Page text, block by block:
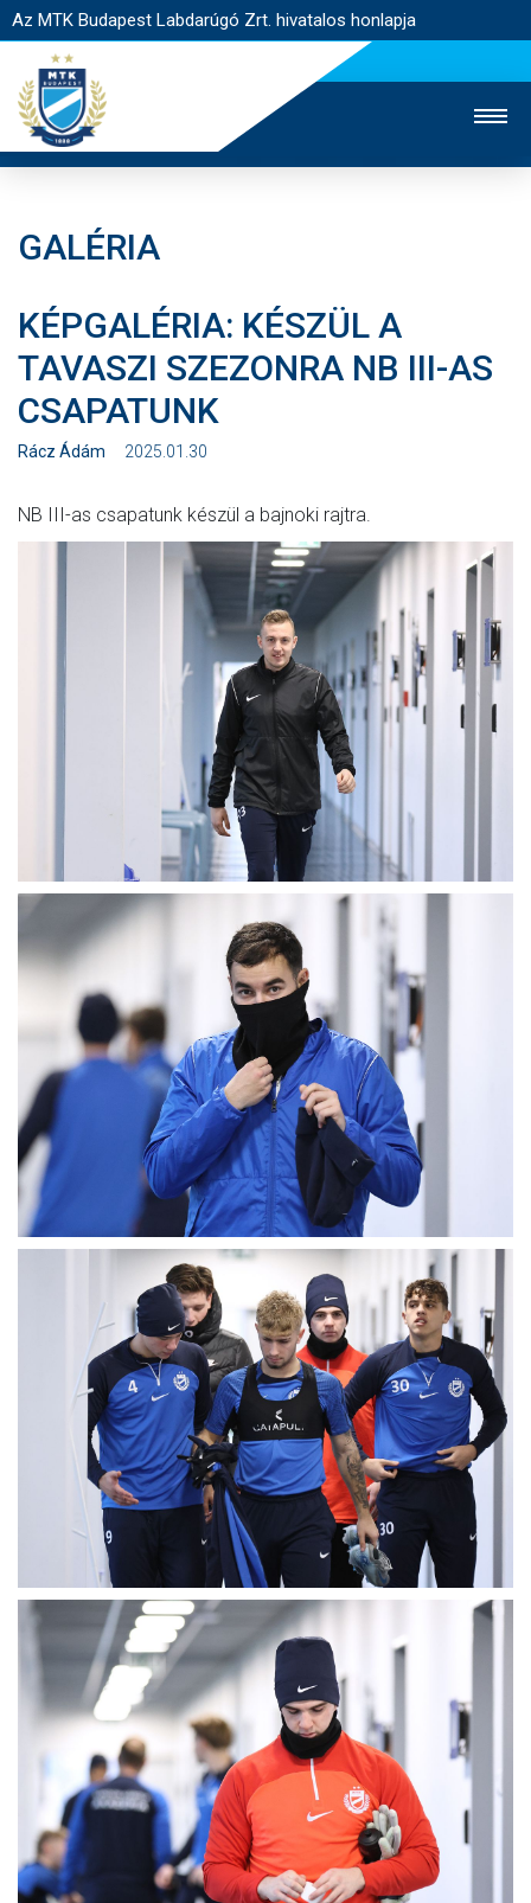
Az MTK Budapest Labdarúgó Zrt. hivatalos honlapja
JEGYÉRTÉKESÍTÉS
WEBSHOP
STADION
EGYESÜLET
KAPCSOLAT
CSAPATOK
MÉRKŐZÉSEK
KLUB
GALÉRIA
SZURKOLÓI ÉLMÉNYEK
AKKREDITÁCIÓ
GALÉRIA
KÉPGALÉRIA: KÉSZÜL A
TAVASZI SZEZONRA NB III-AS
CSAPATUNK
Rácz Ádám 2025.01.30
NB III-as csapatunk készül a bajnoki rajtra.